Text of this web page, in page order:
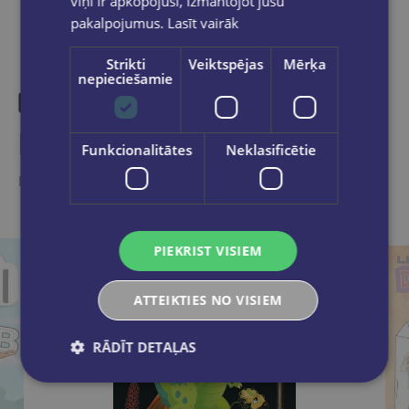
Līdzīgas preces
Ieskaties, varbūt noder
pakalpojumus. Lasīt vairāk
Strikti
nepieciešamie
Veiktspējas Mērķa
Funkcionalitātes Neklasificētie
PIEKRIST VISIEM
ATTEIKTIES NO VISIEM
RĀDĪT DETAĻAS